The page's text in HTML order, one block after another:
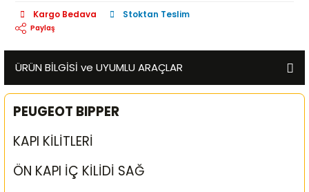
Kargo Bedava Stoktan Teslim
Paylaş
ÜRÜN BİLGİSİ ve UYUMLU ARAÇLAR
PEUGEOT BIPPER
KAPI KİLİTLERİ
ÖN KAPI İÇ KİLİDİ SAĞ